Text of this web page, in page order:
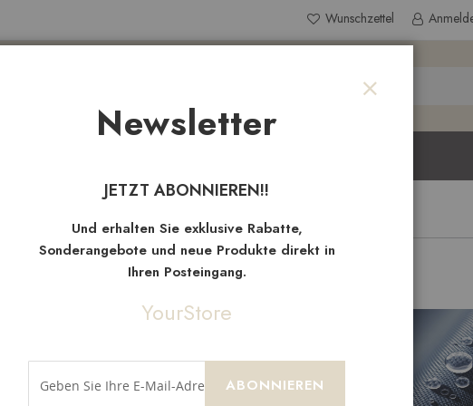
Wunschzettel
NeueArtikel
Newsletter
JETZT ABONNIEREN!!
Und erhalten Sie exklusive Rabatte,
Sonderangebote und neue Produkte direkt in
Ihren Posteingang.
YourStore
ABONNIEREN